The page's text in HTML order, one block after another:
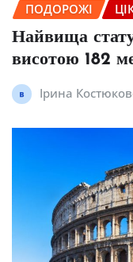
ПОДОРОЖІ
Найвища
висотою 182
Ірина